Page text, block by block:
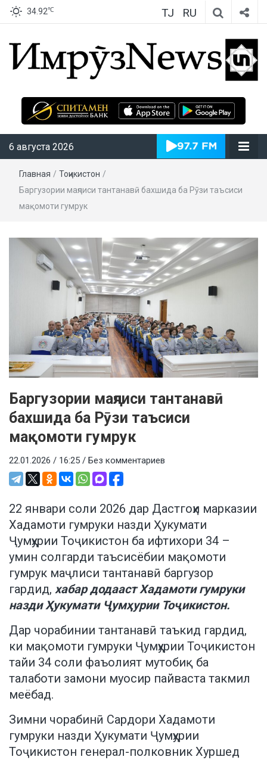
34.92℃ TJ RU
ИмрӯзNews
6 августа 2026
Главная / Тоҷикистон /
Баргузории маҷлиси тантанавӣ бахшида ба Рӯзи таъсиси
мақомоти гумрук
Баргузории маҷлиси тантанавӣ
бахшида ба Рӯзи таъсиси
мақомоти гумрук
22.01.2026 / 16:25 / Без комментариев
22 январи соли 2026 дар Дастгоҳи марказии
Хадамоти гумруки назди Ҳукумати
Ҷумҳурии Тоҷикистон ба ифтихори 34 –
умин солгарди таъсисёбии мақомоти
гумрук маҷлиси тантанавӣ баргузор
гардид, хабар додааст Хадамоти гумруки
назди Ҳукумати Ҷумҳурии Тоҷикистон.
Дар чорабинии тантанавӣ таъкид гардид,
ки мақомоти гумруки Ҷумҳурии Тоҷикистон
тайи 34 соли фаъолият мутобиқ ба
талаботи замони муосир пайваста такмил
меёбад.
Зимни чорабинӣ Сардори Хадамоти
гумруки назди Ҳукумати Ҷумҳурии
Тоҷикистон генерал-полковник Хуршед